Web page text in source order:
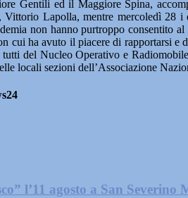
Gentili ed il Maggiore Spina,
Vittorio Lapolla, mentre mercoledì 28
non hanno purtroppo consentito
cui ha avuto il piacere di rapportarsi
del Nucleo Operativo e
locali sezioni dell’Associazione
l’11 agosto a San Severino